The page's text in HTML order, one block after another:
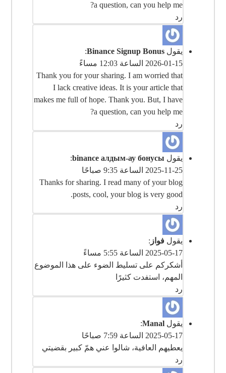
a question, can you help me?
رد
يقول Binance Signup Bonus
:
2026-01-15 الساعة 12:03 مساءً
Thank you for your sharing. I am worried that
I lack creative ideas. It is your article that
makes me full of hope. Thank you. But, I have
a question, can you help me?
رد
يقول binance алдым-ау бонусы
:
2025-11-25 الساعة 9:35 صباحًا
Thanks for sharing. I read many of your blog
posts, cool, your blog is very good.
رد
يقول فواز :
2025-05-17 الساعة 5:55 مساءً
أشكركم على تسليط الضوء على هذا الموضوع
المهم، استفدت كثيرًا
رد
يقول Manal
:
2025-05-17 الساعة 7:59 صباحًا
رد